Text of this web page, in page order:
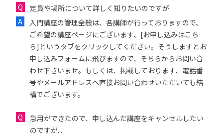
定員や場所について詳しく知りたいのですが
入門講座の管理全般は、各講師が行っておりますので、
ご希望の講座ページにございます、[お申し込みはこち
ら]というタブをクリックしてください。そうしますとお
申し込みフォームに飛びますので、そちらからお問い合
わせ下さいませ。もしくは、掲載しております、電話番
号やメールアドレスへ直接お問い合わせいただいても結
構でございます。
急用ができたので、申し込んだ講座をキャンセルしたい
のですが...